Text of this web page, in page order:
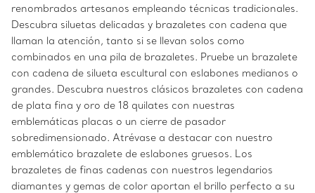
renombrados artesanos empleando técnicas tradicionales.
Descubra siluetas delicadas y brazaletes con cadena que
llaman la atención, tanto si se llevan solos como
combinados en una pila de brazaletes. Pruebe un brazalete
con cadena de silueta escultural con eslabones medianos o
grandes. Descubra nuestros clásicos brazaletes con cadena
de plata fina y oro de 18 quilates con nuestras
emblemáticas placas o un cierre de pasador
sobredimensionado. Atrévase a destacar con nuestro
emblemático brazalete de eslabones gruesos. Los
brazaletes de finas cadenas con nuestros legendarios
diamantes y gemas de color aportan el brillo perfecto a su